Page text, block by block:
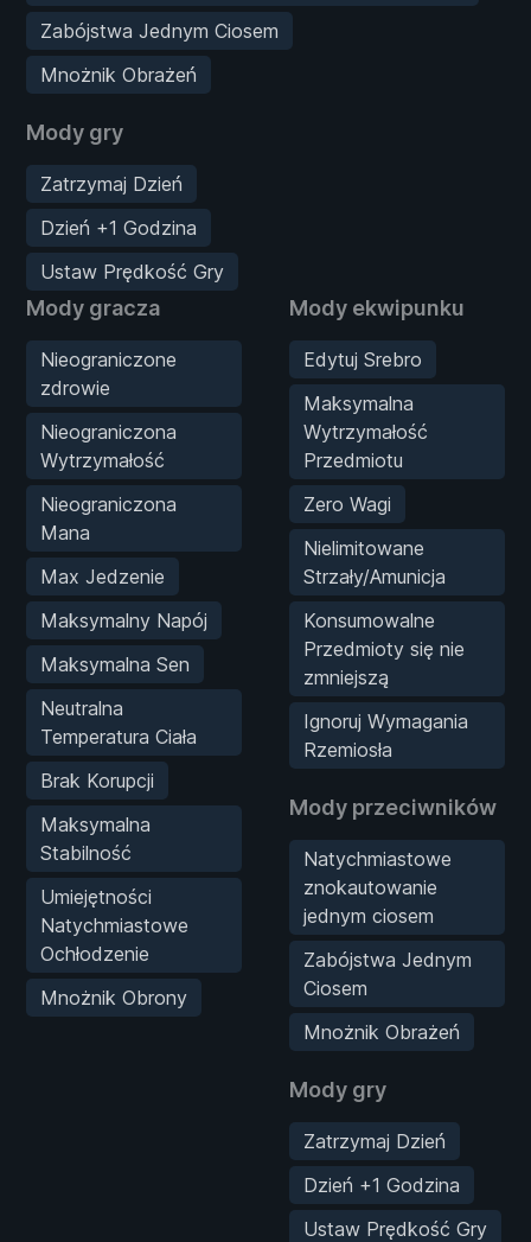
Zabójstwa Jednym Ciosem
Mnożnik Obrażeń
Mody gry
Zatrzymaj Dzień
Dzień +1 Godzina
Ustaw Prędkość Gry
Mody gracza
Nieograniczone
zdrowie
Nieograniczona
Wytrzymałość
Nieograniczona
Mana
Max Jedzenie
Maksymalny Napój
Maksymalna Sen
Neutralna
Temperatura Ciała
Brak Korupcji
Maksymalna
Stabilność
Umiejętności
Natychmiastowe
Ochłodzenie
Mnożnik Obrony
Mody ekwipunku
Edytuj Srebro
Maksymalna
Wytrzymałość
Przedmiotu
Zero Wagi
Nielimitowane
Strzały/Amunicja
Konsumowalne
Przedmioty się nie
zmniejszą
Ignoruj Wymagania
Rzemiosła
Mody przeciwników
Natychmiastowe
znokautowanie
jednym ciosem
Zabójstwa Jednym
Ciosem
Mnożnik Obrażeń
Mody gry
Zatrzymaj Dzień
Dzień +1 Godzina
Ustaw Prędkość Gry